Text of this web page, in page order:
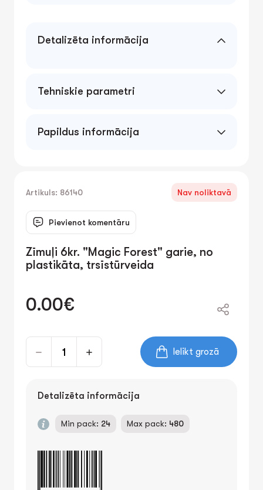
Detalizēta informācija
Tehniskie parametri
Papildus informācija
Artikuls: 86140 Nav noliktavā
Pievienot komentāru
Zīmuļi 6kr. "Magic Forest" garie, no
plastikāta, trsīstūrveida
0.00€
Ielikt grozā
Detalizēta informācija
Min pack: 24 Max pack: 480